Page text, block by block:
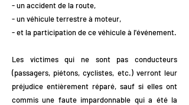
- un accident de la route,
- un véhicule terrestre à moteur,
- et la participation de ce véhicule à l'événement.
Les victimes qui ne sont pas conducteurs
(passagers, piétons, cyclistes, etc.) verront leur
préjudice entièrement réparé, sauf si elles ont
commis une faute impardonnable qui a été la